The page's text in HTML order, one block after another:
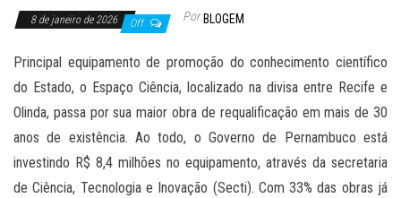
8 de janeiro de 2026 Off Por BLOGEM
Principal equipamento de promoção do conhecimento científico
do Estado, o Espaço Ciência, localizado na divisa entre Recife e
Olinda, passa por sua maior obra de requalificação em mais de 30
anos de existência. Ao todo, o Governo de Pernambuco está
investindo R$ 8,4 milhões no equipamento, através da secretaria
de Ciência, Tecnologia e Inovação (Secti). Com 33% das obras já